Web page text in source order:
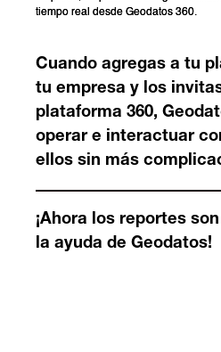
tiempo real desde Geodatos 360.
Cuando agregas a tu
tu empresa y los
plataforma 360,
operar e interactuar
ellos sin más
¡Ahora los reportes
la ayuda de Geodatos!